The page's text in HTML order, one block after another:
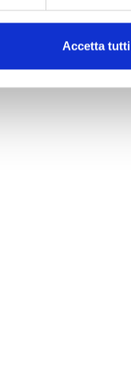
Accetta tutti